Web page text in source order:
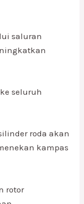
saluran
seluruh
roda akan
kampas
rotor